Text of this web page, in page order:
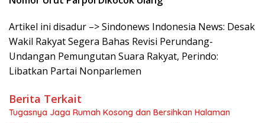
Artikel ini disadur –> Sindonews Indonesia News: Desak
Wakil Rakyat Segera Bahas Revisi Perundang-
Undangan Pemungutan Suara Rakyat, Perindo:
Libatkan Partai Nonparlemen
Berita Terkait
Tugasnya Jaga Rumah Kosong dan Bersihkan Halaman